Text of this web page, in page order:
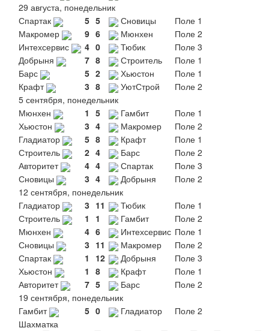
29 августа, понедельник
Спартак
5 5 Сновицы
Поле 1
Макромер
9 6 Мюнхен
Поле 2
Интехсервис
4 0 Тюбик
Поле 3
Добрыня
7 8 Строитель
Поле 1
Барс
5 2 Хьюстон
Поле 1
Крафт
3 8 УютСтрой
Поле 2
5 сентября, понедельник
Мюнхен
1 5 Гамбит
Поле 1
Хьюстон
3 4 Макромер
Поле 2
Гладиатор
5 8 Крафт
Поле 1
Строитель
2 4 Барс
Поле 2
Авторитет
4 4 Спартак
Поле 3
Сновицы
3 4 Добрыня
Поле 2
12 сентября, понедельник
Гладиатор
3 11 Тюбик
Поле 1
Строитель
1 1 Гамбит
Поле 2
Мюнхен
4 6 Интехсервис Поле 1
Сновицы
3 11 Макромер
Поле 2
Спартак
1 12 Добрыня
Поле 3
Хьюстон
1 8 Крафт
Поле 1
Авторитет
7 5 Барс
Поле 2
19 сентября, понедельник
Гамбит
5 0 Гладиатор
Поле 2
Шахматка